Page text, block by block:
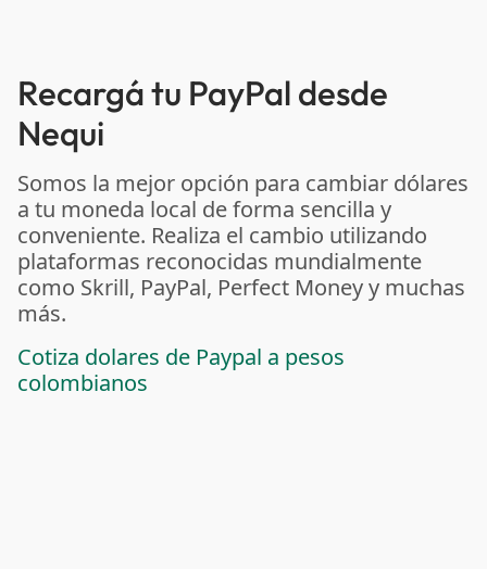
Recargá tu PayPal desde
Nequi
Somos la mejor opción para cambiar dólares
a tu moneda local de forma sencilla y
conveniente. Realiza el cambio utilizando
plataformas reconocidas mundialmente
como Skrill, PayPal, Perfect Money y muchas
más.
Cotiza dolares de Paypal a pesos
colombianos